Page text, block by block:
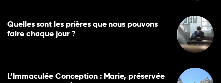
Quelles sont les prières que nous pouvons
faire chaque jour ?
L’Immaculée Conception : Marie, préservée